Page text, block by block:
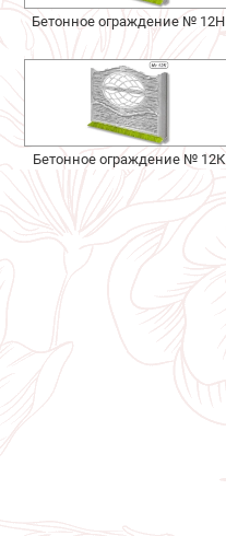
Бетонное ограждение № 12Н
Бетонное ограждение № 12К